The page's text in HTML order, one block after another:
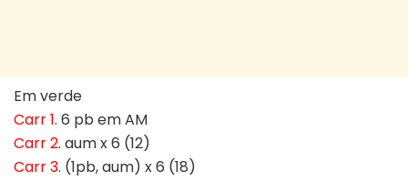
Em verde
Carr 1. 6 pb em AM
Carr 2. aum x 6 (12)
Carr 3. (1pb, aum) x 6 (18)